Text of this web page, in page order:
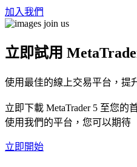
加入我們
立即試用
使用最佳的線上交易平台，提
立即下載 MetaTrader 5 至您的
使用我們的平台，您可以期待
立即開始